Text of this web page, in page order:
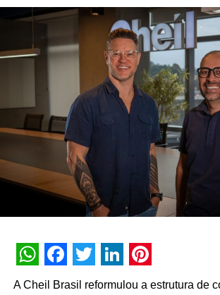
baseadas em dados.
Com a contratação, o grupo fortalece
executiva para sustentar o aumento da
produtiva e a consolidação do portfólio
mercado nacional.
WhatsApp
Facebook
Twitter
LinkedIn
Pinterest
A Cheil Brasil reformulou a estrutura de